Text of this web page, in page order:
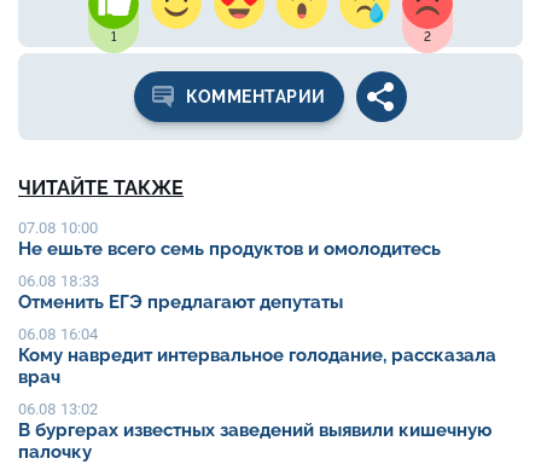
1 2
КОММЕНТАРИИ
ЧИТАЙТЕ ТАКЖЕ
07.08 10:00
Не ешьте всего семь продуктов и омолодитесь
06.08 18:33
Отменить ЕГЭ предлагают депутаты
06.08 16:04
Кому навредит интервальное голодание, рассказала
врач
06.08 13:02
В бургерах известных заведений выявили кишечную
палочку